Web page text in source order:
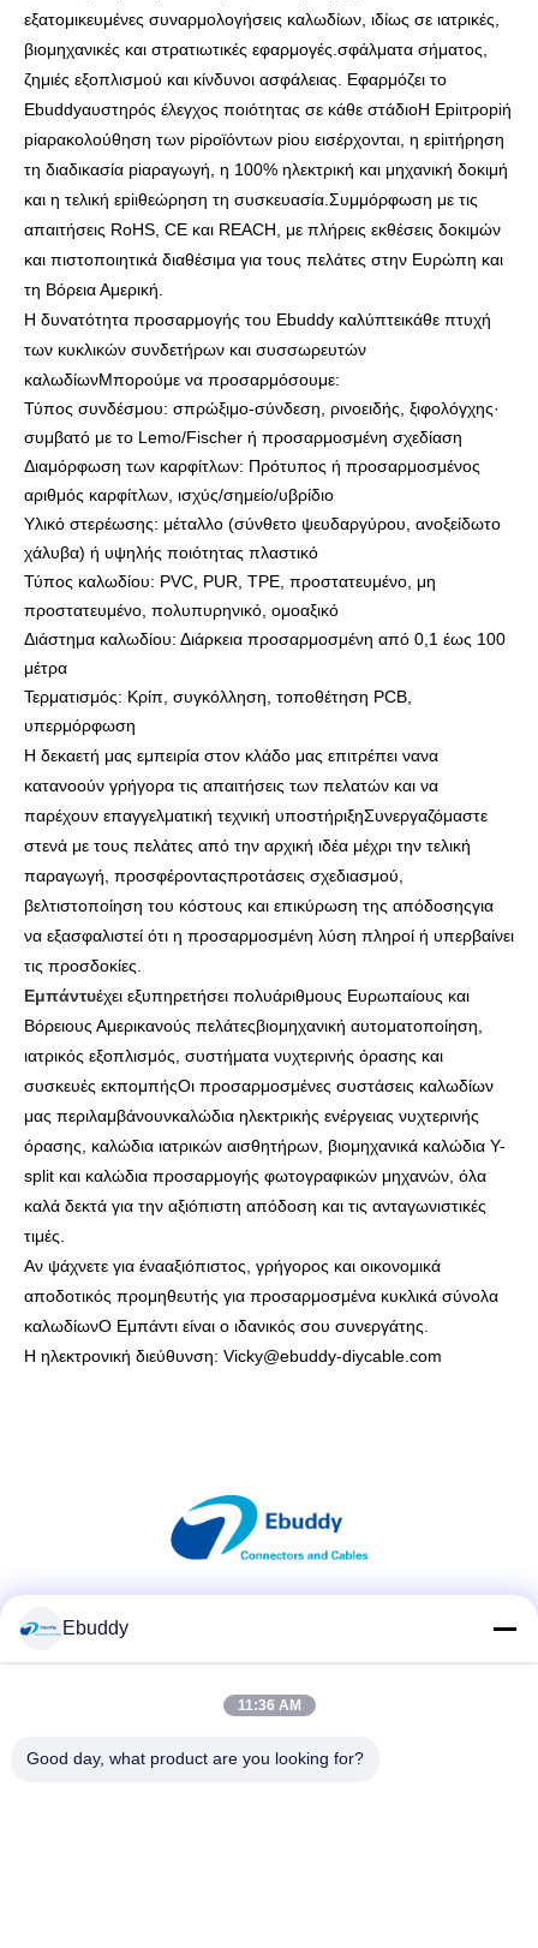
εξατομικευμένες συναρμολογήσεις καλωδίων, ιδίως σε ιατρικές,
βιομηχανικές και στρατιωτικές εφαρμογές. σφάλματα σήματος,
ζημιές εξοπλισμού και κίνδυνοι ασφάλειας . Εφαρμόζει το
Ebuddyαυστηρός έλεγχος ποιότητας σε κάθε στάδιοΗ Εpiιτροpiή
piαρακολούθηση των piροϊόντων piου εισέρχονται, η εpiιτήρηση
τη διαδικασία piαραγωγή, η 100% ηλεκτρική και μηχανική δοκιμή
και η τελική εpiιθεώρηση τη συσκευασία. Συμμόρφωση με τις
απαιτήσεις RoHS, CE και REACH , με πλήρεις εκθέσεις δοκιμών
και πιστοποιητικά διαθέσιμα για τους πελάτες στην Ευρώπη και
τη Βόρεια Αμερική.
Η δυνατότητα προσαρμογής του Ebuddy καλύπτεικάθε πτυχή
των κυκλικών συνδετήρων και συσσωρευτών
καλωδίωνΜπορούμε να προσαρμόσουμε:
Τύπος συνδέσμου: σπρώξιμο-σύνδεση, ρινοειδής, ξιφολόγχης·
συμβατό με το Lemo/Fischer ή προσαρμοσμένη σχεδίαση
Διαμόρφωση των καρφίτλων: Πρότυπος ή προσαρμοσμένος
αριθμός καρφίτλων, ισχύς/σημείο/υβρίδιο
Υλικό στερέωσης: μέταλλο (σύνθετο ψευδαργύρου, ανοξείδωτο
χάλυβα) ή υψηλής ποιότητας πλαστικό
Τύπος καλωδίου: PVC, PUR, TPE, προστατευμένο, μη
προστατευμένο, πολυπυρηνικό, ομοαξικό
Διάστημα καλωδίου: Διάρκεια προσαρμοσμένη από 0,1 έως 100
μέτρα
Τερματισμός: Κρίπ, συγκόλληση, τοποθέτηση PCB,
υπερμόρφωση
Η δεκαετή μας εμπειρία στον κλάδο μας επιτρέπει νανα
κατανοούν γρήγορα τις απαιτήσεις των πελατών και να
παρέχουν επαγγελματική τεχνική υποστήριξηΣυνεργαζόμαστε
στενά με τους πελάτες από την αρχική ιδέα μέχρι την τελική
παραγωγή, προσφέρονταςπροτάσεις σχεδιασμού,
βελτιστοποίηση του κόστους και επικύρωση της απόδοσηςγια
να εξασφαλιστεί ότι η προσαρμοσμένη λύση πληροί ή υπερβαίνει
τις προσδοκίες.
Εμπάντυέχει εξυπηρετήσει πολυάριθμους Ευρωπαίους και
Βόρειους Αμερικανούς πελάτεςβιομηχανική αυτοματοποίηση,
ιατρικός εξοπλισμός, συστήματα νυχτερινής όρασης και
συσκευές εκπομπήςΟι προσαρμοσμένες συστάσεις καλωδίων
μας περιλαμβάνουνκαλώδια ηλεκτρικής ενέργειας νυχτερινής
όρασης, καλώδια ιατρικών αισθητήρων, βιομηχανικά καλώδια Y-
split και καλώδια προσαρμογής φωτογραφικών μηχανών , όλα
καλά δεκτά για την αξιόπιστη απόδοση και τις ανταγωνιστικές
τιμές.
Αν ψάχνετε για ένααξιόπιστος, γρήγορος και οικονομικά
αποδοτικός προμηθευτής για προσαρμοσμένα κυκλικά σύνολα
καλωδίωνΟ Εμπάντι είναι ο ιδανικός σου συνεργάτης.
Η ηλεκτρονική διεύθυνση: Vicky@ebuddy-diycable.com
Ebuddy
11:36 AM
Good day, what product are you looking for?